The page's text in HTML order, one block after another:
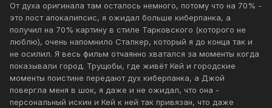
От духа оригинала там осталось немного, потому что на 70% -
это пост апокалипсис, я ожидал больше киберпанка, а
получил на 70% картину в стиле Тарковского (которого не
люблю), очень напомнило Сталкер, который я до конца так и
не осилил. Я весь фильм отчаянно хватался за моменты когда
показывали город. Трущобы, где живёт Кей и городские
моменты поистине передают дух киберпанка, а Джой
повергла меня в шок, я даже и не ожидал, что она -
персональный искин и Кей к ней так привязан, что даже